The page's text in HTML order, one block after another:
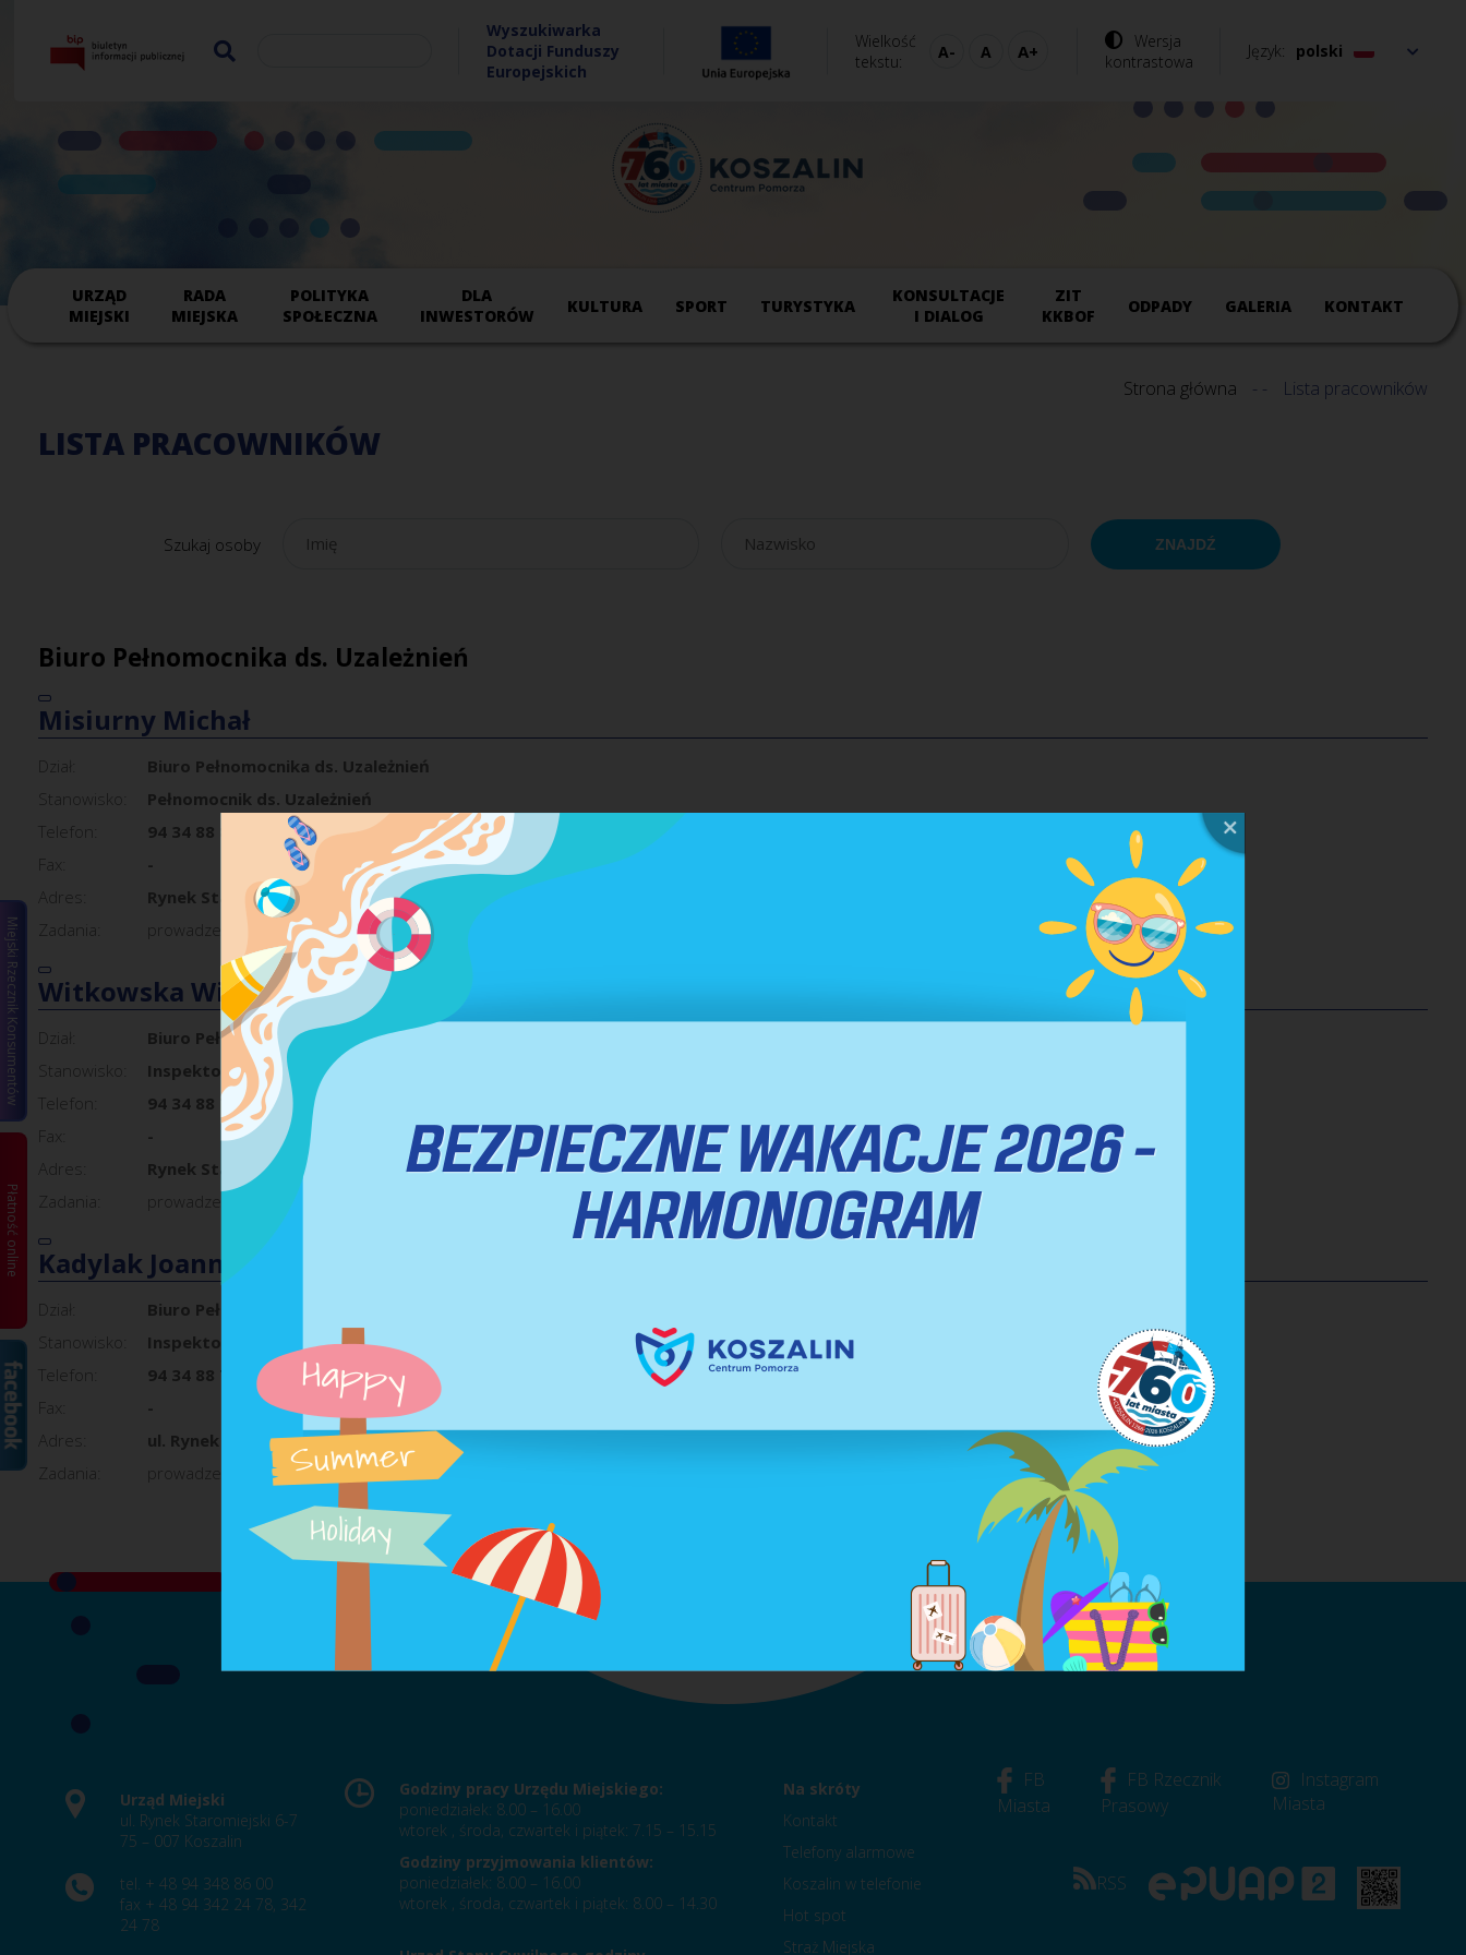
Wyszukiwarka
Dotacji Funduszy
Europejskich
Wielkość
tekstu
Wersja
kontrastowa
Język polski
URZĄD
MIEJSKI
RADA
MIEJSKA
POLITYKA
SPOŁECZNA
DLA
INWESTORÓW
KULTURA SPORT TURYSTYKA
KONSULTACJE
I DIALOG
ZIT
KKBOF
ODPADY GALERIA KONTAKT
Strona główna Lista pracowników
LISTA PRACOWNIKÓW
Szukaj osoby
Biuro Pełnomocnika ds. Uzależnień
Misiurny Michał
Dział:
Biuro Pełnomocnika ds. Uzależnień
Stanowisko:
Pełnomocnik ds. Uzależnień
Telefon:
94 34 88 843
Fax:
-
Adres:
Rynek Staromiejski 6-7, 75-007 Koszalin, pok. 14
Zadania:
prowadzenie spraw związanych z rozwiązywaniem problemów uzależnień (alkoholizm i narkomania) w mieście.
Witkowska Wioleta
Dział:
Biuro Pełnomocnika ds. Uzależnień
Stanowisko:
Inspektor
Telefon:
94 34 88 730
Fax:
-
Adres:
Rynek Staromiejski 6-7, 75-007 Koszalin, pok. 17
Zadania:
prowadzenie zadań w zakresie przeciwdziałania narkomanii w mieście, prowadzenie zadań w zakresie profilaktyki szkolnej.
Kadylak Joanna
Dział:
Biuro Pełnomocnika ds. Uzależnień
Stanowisko:
Inspektor
Telefon:
94 34 88 730
Fax:
-
Adres:
ul. Rynek Staromiejski 6-7, 75-007 Koszalin, pok. 17
Zadania:
prowadzenie zadań w zakresie przeciwdziałania narkomanii w mieście, prowadzenie zadań w zakresie profilaktyki szkolnej.
Urząd Miejski
ul. Rynek Staromiejski 6-7
75 – 007 Koszalin
tel. + 48 94 348 86 00
fax + 48 94 342 24 78, 342
24 78
Godziny pracy Urzędu Miejskiego:
poniedziałek: 8.00 – 16.00
wtorek , środa, czwartek i piątek: 7.15 – 15.15
Godziny przyjmowania klientów:
poniedziałek: 8.00 – 16.00
wtorek , środa, czwartek i piątek: 8.00 – 14.30
Na skróty
Kontakt
Telefony alarmowe
Koszalin w telefonie
Hot spot
Straż Miejska
FB
Miasta
FB Rzecznik
Prasowy
Instagram
Miasta
RSS
Miejski Rzecznik Konsumentów
Płatność online